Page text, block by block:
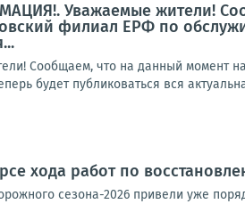
Уважаемые жители!
филиал ЕРФ по
Сообщаем, что на данный момент
будет публиковаться вся
хода работ по
сезона-2026 привели уже